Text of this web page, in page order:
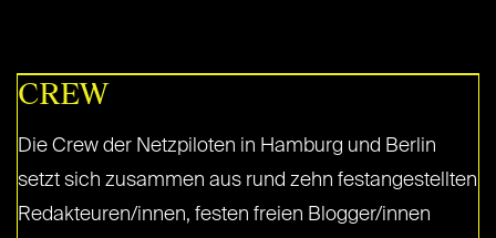
CREW
Die Crew der Netzpiloten in Hamburg und Berlin
setzt sich zusammen aus rund zehn festangestellten
Redakteuren/innen, festen freien Blogger/innen